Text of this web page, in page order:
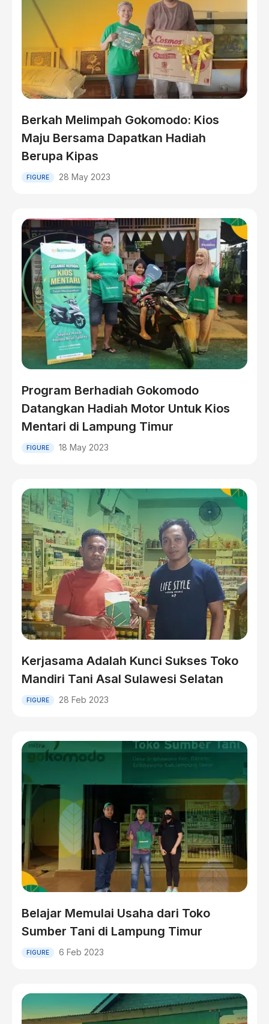
Berkah Melimpah Gokomodo: Kios
Maju Bersama Dapatkan Hadiah
Berupa Kipas
FIGURE 28 May 2023
Program Berhadiah Gokomodo
Datangkan Hadiah Motor Untuk Kios
Mentari di Lampung Timur
FIGURE 18 May 2023
Kerjasama Adalah Kunci Sukses Toko
Mandiri Tani Asal Sulawesi Selatan
FIGURE 28 Feb 2023
Belajar Memulai Usaha dari Toko
Sumber Tani di Lampung Timur
FIGURE 6 Feb 2023